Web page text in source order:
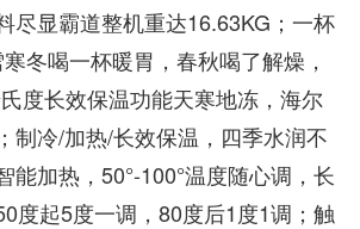
尽显霸道整机重达16.63KG；一杯
冬喝一杯暖胃，春秋喝了解燥，
度长效保温功能天寒地冻，海尔
制冷/加热/长效保温，四季水润不
能加热，50°-100°温度随心调，长
度起5度一调，80度后1度1调；触